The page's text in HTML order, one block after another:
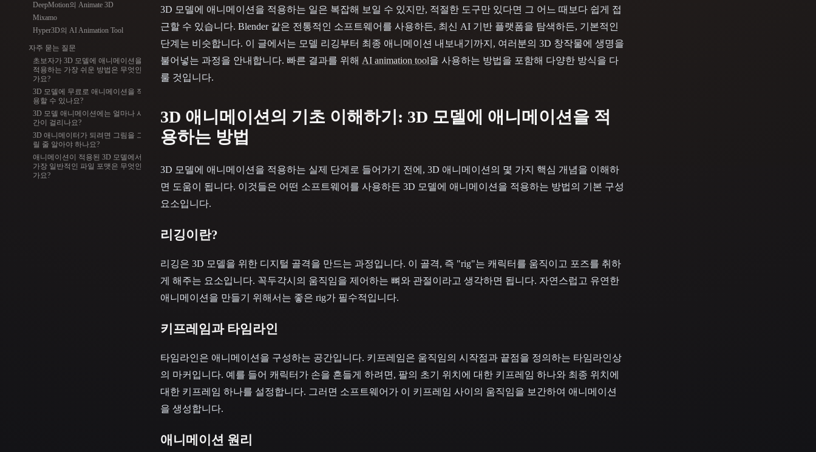
DeepMotion의 Animate 3D
Mixamo
Hyper3D의 AI Animation Tool
자주 묻는 질문
초보자가 3D 모델에 애니메이션을
적용하는 가장 쉬운 방법은 무엇인
가요?
3D 모델에 무료로 애니메이션을 적
용할 수 있나요?
3D 모델 애니메이션에는 얼마나 시
간이 걸리나요?
3D 애니메이터가 되려면 그림을 그
릴 줄 알아야 하나요?
애니메이션이 적용된 3D 모델에서
가장 일반적인 파일 포맷은 무엇인
가요?
3D 모델에 애니메이션을 적용하는 일은 복잡해 보일 수 있지만, 적절한 도구만 있다면 그 어느 때보다 쉽게 접
근할 수 있습니다. Blender 같은 전통적인 소프트웨어를 사용하든, 최신 AI 기반 플랫폼을 탐색하든, 기본적인
단계는 비슷합니다. 이 글에서는 모델 리깅부터 최종 애니메이션 내보내기까지, 여러분의 3D 창작물에 생명을
불어넣는 과정을 안내합니다. 빠른 결과를 위해AI animation tool을 사용하는 방법을 포함해 다양한 방식을 다
룰 것입니다.
3D 애니메이션의 기초 이해하기: 3D 모델에 애니메이션을 적
용하는 방법
3D 모델에 애니메이션을 적용하는 실제 단계로 들어가기 전에, 3D 애니메이션의 몇 가지 핵심 개념을 이해하
면 도움이 됩니다. 이것들은 어떤 소프트웨어를 사용하든 3D 모델에 애니메이션을 적용하는 방법의 기본 구성
요소입니다.
리깅이란?
리깅은 3D 모델을 위한 디지털 골격을 만드는 과정입니다. 이 골격, 즉 "rig"는 캐릭터를 움직이고 포즈를 취하
게 해주는 요소입니다. 꼭두각시의 움직임을 제어하는 뼈와 관절이라고 생각하면 됩니다. 자연스럽고 유연한
애니메이션을 만들기 위해서는 좋은 rig가 필수적입니다.
키프레임과 타임라인
타임라인은 애니메이션을 구성하는 공간입니다. 키프레임은 움직임의 시작점과 끝점을 정의하는 타임라인상
의 마커입니다. 예를 들어 캐릭터가 손을 흔들게 하려면, 팔의 초기 위치에 대한 키프레임 하나와 최종 위치에
대한 키프레임 하나를 설정합니다. 그러면 소프트웨어가 이 키프레임 사이의 움직임을 보간하여 애니메이션
을 생성합니다.
애니메이션 원리